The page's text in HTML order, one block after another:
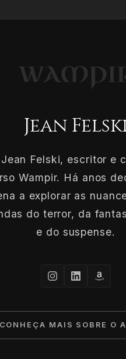
Jean
Felski, escritor e
Wampir. Há anos
a explorar as
do terror, da
e do suspense.
CONHEÇA MAIS SOBRE O